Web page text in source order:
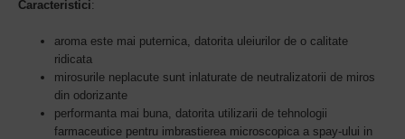
Caracteristici:
aroma este mai puternica, datorita uleiurilor de o calitate
ridicata
mirosurile neplacute sunt inlaturate de neutralizatorii de miros
din odorizante
performanta mai buna, datorita utilizarii de tehnologii
farmaceutice pentru imbrastierea microscopica a spay-ului in